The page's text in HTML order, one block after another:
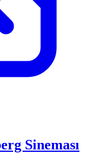
Sineması